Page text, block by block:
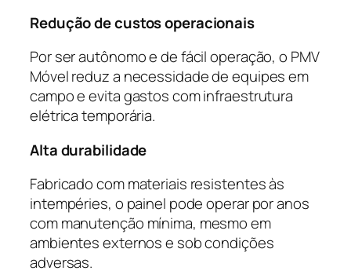
Redução de custos operacionais
Por ser autônomo e de fácil operação, o PMV
Móvel reduz a necessidade de equipes em
campo e evita gastos com infraestrutura
elétrica temporária.
Alta durabilidade
Fabricado com materiais resistentes às
intempéries, o painel pode operar por anos
com manutenção mínima, mesmo em
ambientes externos e sob condições
adversas.